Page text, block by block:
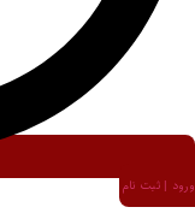
ورود | ثبت نام